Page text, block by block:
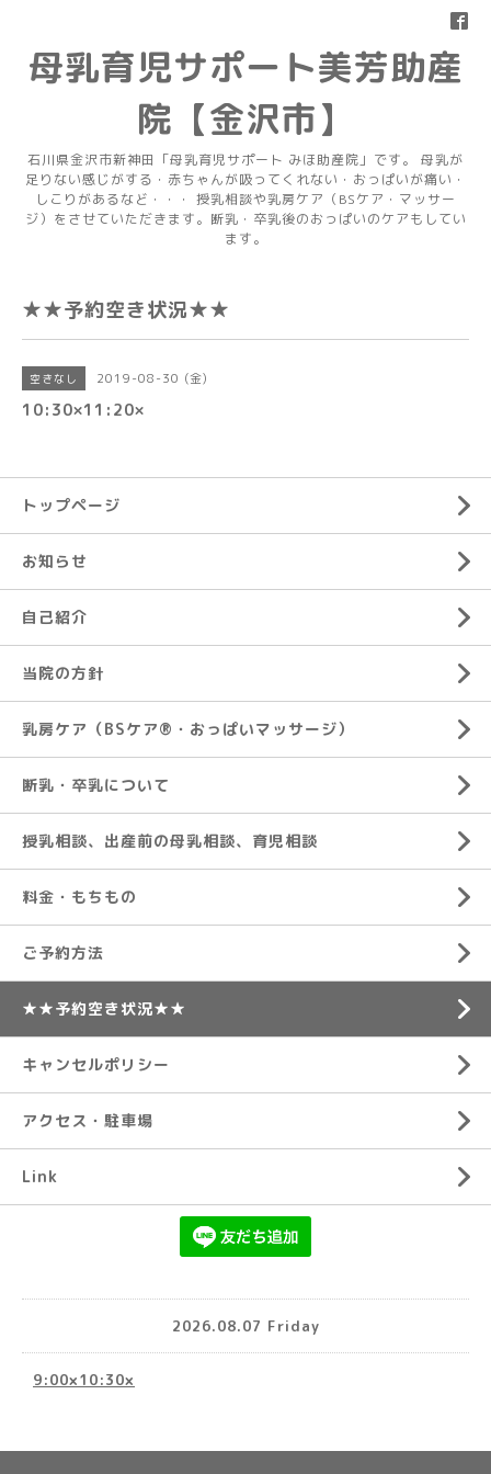
母乳育児サポート美芳助産
院【金沢市】
石川県金沢市新神田「母乳育児サポート みほ助産院」です。 母乳が
足りない感じがする・赤ちゃんが吸ってくれない・おっぱいが痛い・
しこりがあるなど・・・ 授乳相談や乳房ケア（BSケア・マッサー
ジ）をさせていただきます。断乳・卒乳後のおっぱいのケアもしてい
ます。
★★予約空き状況★★
空きなし 2019-08-30 (金)
10:30×11:20×
トップページ
お知らせ
自己紹介
当院の方針
乳房ケア（BSケア®︎・おっぱいマッサージ）
断乳・卒乳について
授乳相談、出産前の母乳相談、育児相談
料金・もちもの
ご予約方法
★★予約空き状況★★
キャンセルポリシー
アクセス・駐車場
Link
2026.08.07 Friday
9:00×10:30×